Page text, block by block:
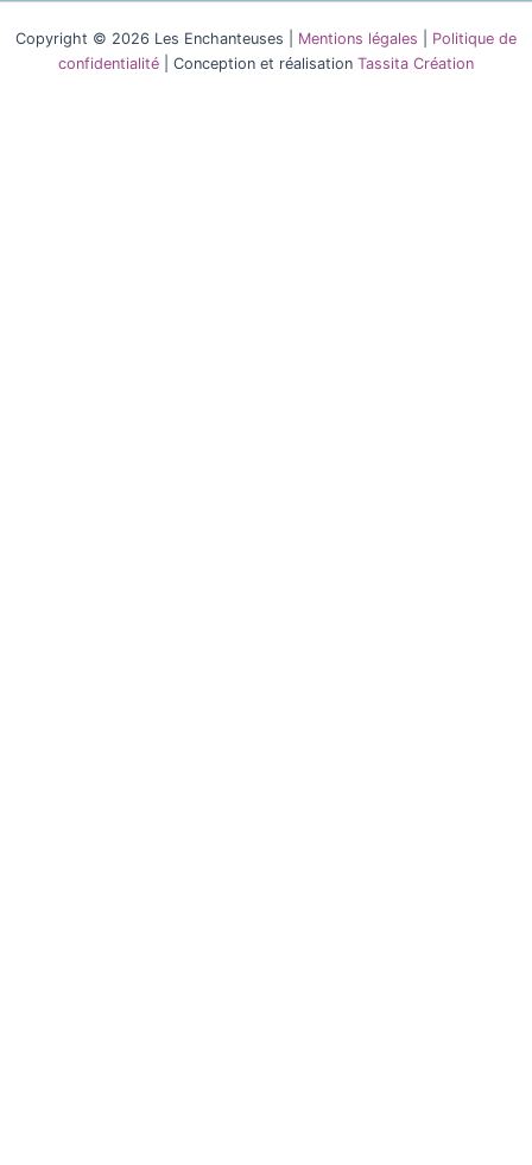
Copyright © 2026 Les Enchanteuses | Mentions légales
Politique de
confidentialité | Conception et réalisation Tassita Création